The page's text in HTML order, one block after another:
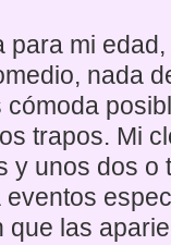
para mi
nada
trapos. Mi
y unos dos o
las